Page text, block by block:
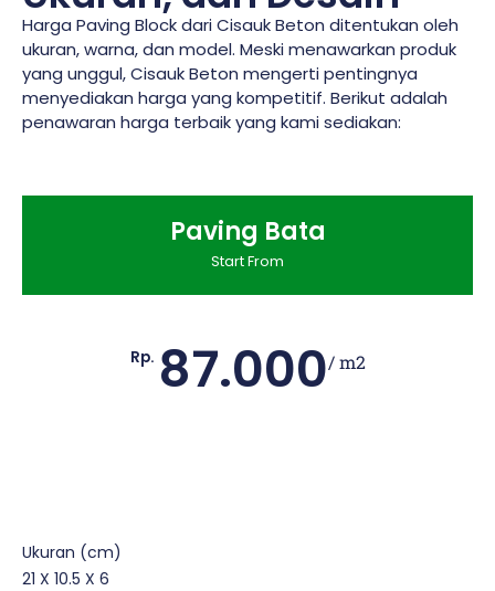
Harga Paving Block dari Cisauk Beton ditentukan oleh
ukuran, warna, dan model. Meski menawarkan produk
yang unggul, Cisauk Beton mengerti pentingnya
menyediakan harga yang kompetitif. Berikut adalah
penawaran harga terbaik yang kami sediakan:
Paving Bata
Start From
Rp. 87.000/ m2
Ukuran (cm)
21 X 10.5 X 6